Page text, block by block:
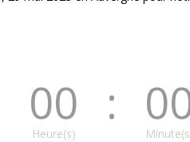
00
Heure(s)
: